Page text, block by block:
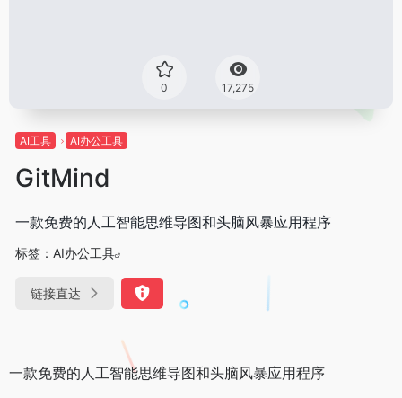
0 17,275
AI工具 AI办公工具
GitMind
一款免费的人工智能思维导图和头脑风暴应用程序
标签： AI办公工具
链接直达
一款免费的人工智能思维导图和头脑风暴应用程序